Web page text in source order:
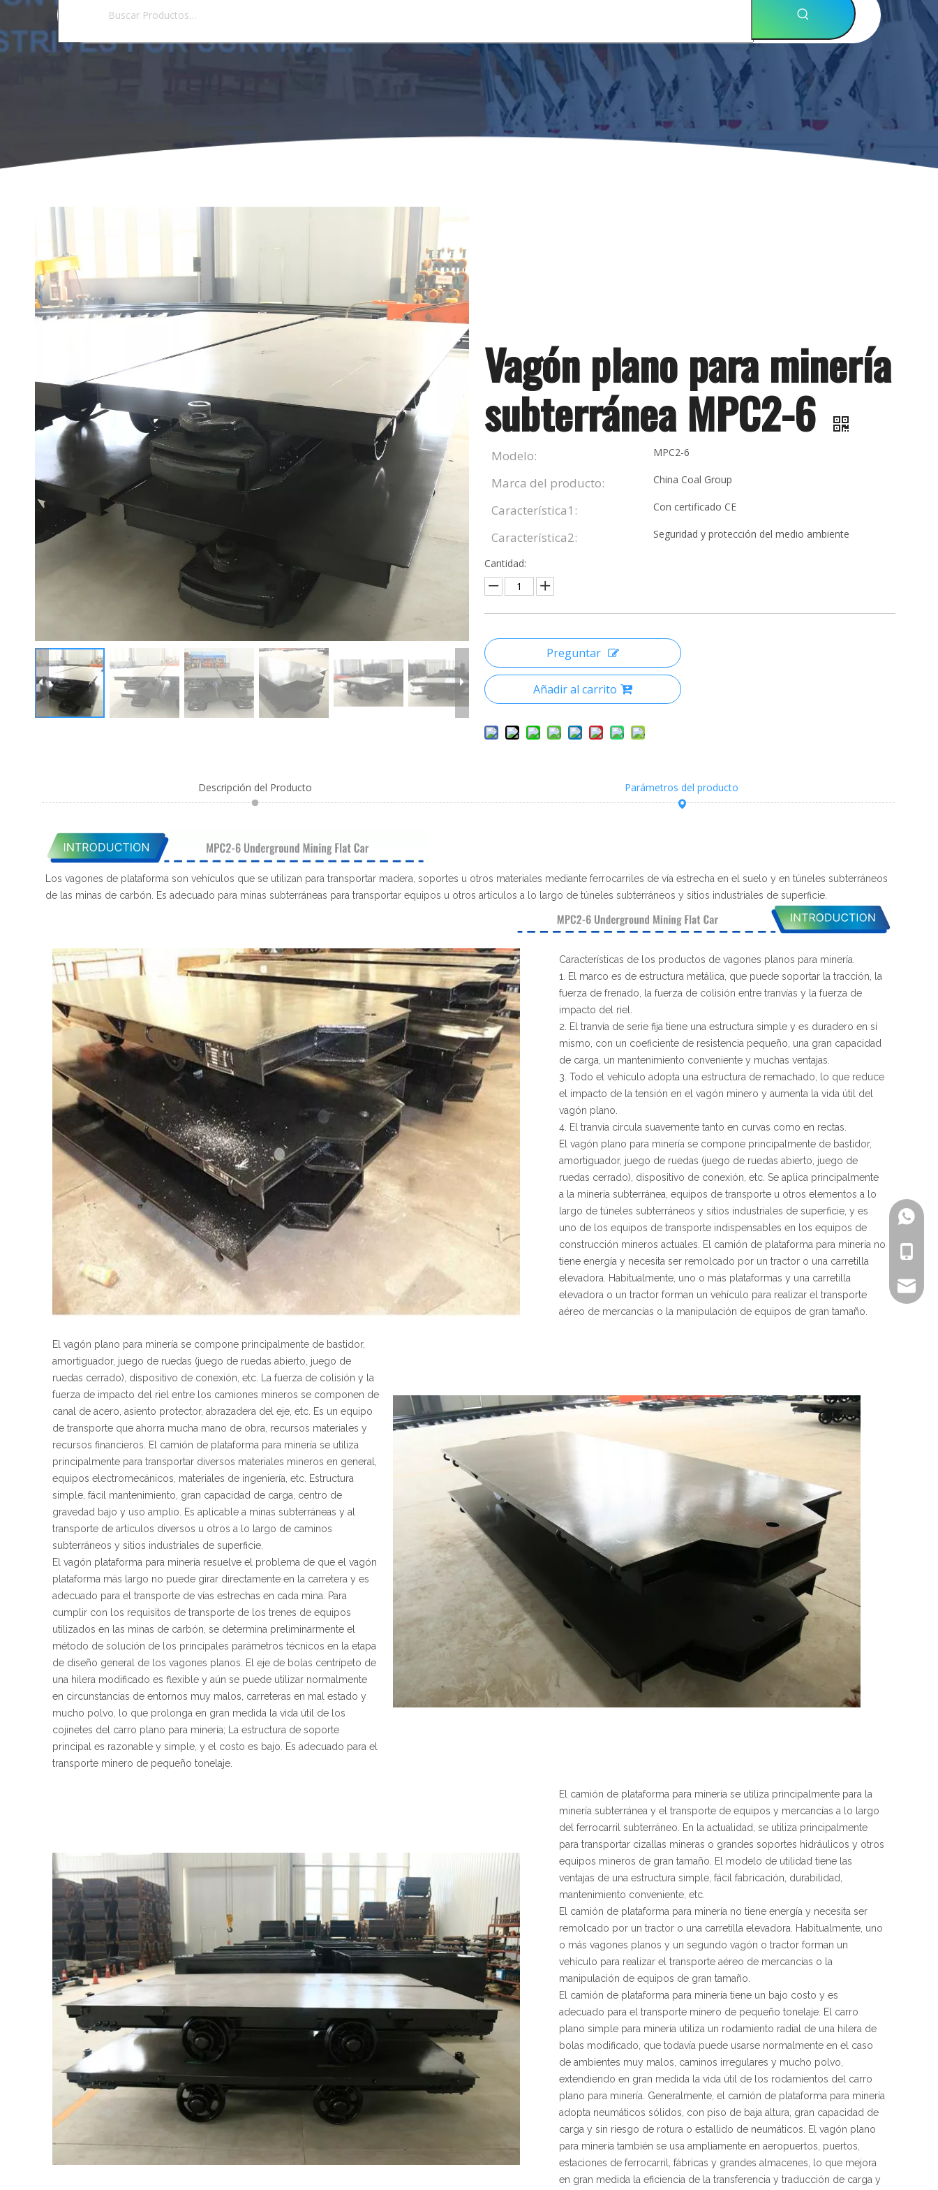
Vagón plano para minería
subterránea MPC2-6
Modelo: MPC2-6
Marca del producto: China Coal Group
Característica1: Con certificado CE
Característica2: Seguridad y protección del medio ambiente
Cantidad:
Preguntar
Añadir al carrito
Descripción del Producto Parámetros del producto
Los vagones de plataforma son vehículos que se utilizan para transportar madera, soportes u otros materiales mediante ferrocarriles de vía estrecha en el suelo y en túneles subterráneos
de las minas de carbón. Es adecuado para minas subterráneas para transportar equipos u otros artículos a lo largo de túneles subterráneos y sitios industriales de superficie.
Características de los productos de vagones planos para minería.
1. El marco es de estructura metálica, que puede soportar la tracción, la
fuerza de frenado, la fuerza de colisión entre tranvías y la fuerza de
impacto del riel.
2. El tranvía de serie fija tiene una estructura simple y es duradero en sí
mismo, con un coeficiente de resistencia pequeño, una gran capacidad
de carga, un mantenimiento conveniente y muchas ventajas.
3. Todo el vehículo adopta una estructura de remachado, lo que reduce
el impacto de la tensión en el vagón minero y aumenta la vida útil del
vagón plano.
4. El tranvía circula suavemente tanto en curvas como en rectas.
El vagón plano para minería se compone principalmente de bastidor,
amortiguador, juego de ruedas (juego de ruedas abierto, juego de
ruedas cerrado), dispositivo de conexión, etc. Se aplica principalmente
a la minería subterránea, equipos de transporte u otros elementos a lo
largo de túneles subterráneos y sitios industriales de superficie, y es
uno de los equipos de transporte indispensables en los equipos de
construcción mineros actuales. El camión de plataforma para minería no
tiene energía y necesita ser remolcado por un tractor o una carretilla
elevadora. Habitualmente, uno o más plataformas y una carretilla
elevadora o un tractor forman un vehículo para realizar el transporte
aéreo de mercancías o la manipulación de equipos de gran tamaño.
El vagón plano para minería se compone principalmente de bastidor,
amortiguador, juego de ruedas (juego de ruedas abierto, juego de
ruedas cerrado), dispositivo de conexión, etc. La fuerza de colisión y la
fuerza de impacto del riel entre los camiones mineros se componen de
canal de acero, asiento protector, abrazadera del eje, etc. Es un equipo
de transporte que ahorra mucha mano de obra, recursos materiales y
recursos financieros. El camión de plataforma para minería se utiliza
principalmente para transportar diversos materiales mineros en general,
equipos electromecánicos, materiales de ingeniería, etc. Estructura
simple, fácil mantenimiento, gran capacidad de carga, centro de
gravedad bajo y uso amplio. Es aplicable a minas subterráneas y al
transporte de artículos diversos u otros a lo largo de caminos
subterráneos y sitios industriales de superficie.
El vagón plataforma para minería resuelve el problema de que el vagón
plataforma más largo no puede girar directamente en la carretera y es
adecuado para el transporte de vías estrechas en cada mina. Para
cumplir con los requisitos de transporte de los trenes de equipos
utilizados en las minas de carbón, se determina preliminarmente el
método de solución de los principales parámetros técnicos en la etapa
de diseño general de los vagones planos. El eje de bolas centrípeto de
una hilera modificado es flexible y aún se puede utilizar normalmente
en circunstancias de entornos muy malos, carreteras en mal estado y
mucho polvo, lo que prolonga en gran medida la vida útil de los
cojinetes del carro plano para minería; La estructura de soporte
principal es razonable y simple, y el costo es bajo. Es adecuado para el
transporte minero de pequeño tonelaje.
El camión de plataforma para minería se utiliza principalmente para la
minería subterránea y el transporte de equipos y mercancías a lo largo
del ferrocarril subterráneo. En la actualidad, se utiliza principalmente
para transportar cizallas mineras o grandes soportes hidráulicos y otros
equipos mineros de gran tamaño. El modelo de utilidad tiene las
ventajas de una estructura simple, fácil fabricación, durabilidad,
mantenimiento conveniente, etc.
El camión de plataforma para minería no tiene energía y necesita ser
remolcado por un tractor o una carretilla elevadora. Habitualmente, uno
o más vagones planos y un segundo vagón o tractor forman un
vehículo para realizar el transporte aéreo de mercancías o la
manipulación de equipos de gran tamaño.
El camión de plataforma para minería tiene un bajo costo y es
adecuado para el transporte minero de pequeño tonelaje. El carro
plano simple para minería utiliza un rodamiento radial de una hilera de
bolas modificado, que todavía puede usarse normalmente en el caso
de ambientes muy malos, caminos irregulares y mucho polvo,
extendiendo en gran medida la vida útil de los rodamientos del carro
plano para minería. Generalmente, el camión de plataforma para minería
adopta neumáticos sólidos, con piso de baja altura, gran capacidad de
carga y sin riesgo de rotura o estallido de neumáticos. El vagón plano
para minería también se usa ampliamente en aeropuertos, puertos,
estaciones de ferrocarril, fábricas y grandes almacenes, lo que mejora
en gran medida la eficiencia de la transferencia y traducción de carga y
+86-